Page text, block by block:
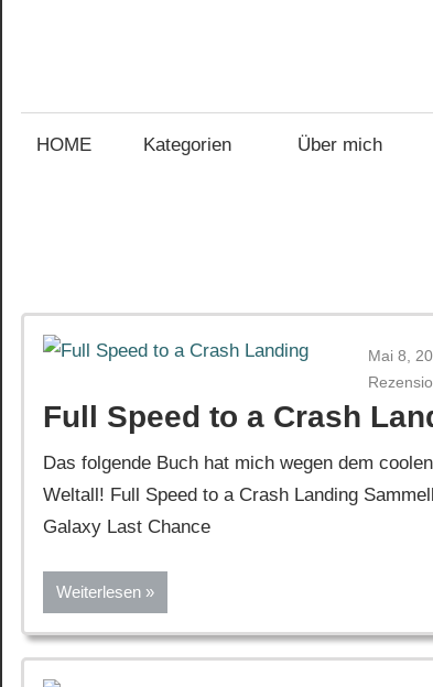
für
HOME Kategorien Über mich
Mai 8,
Full Speed to a Crash
Das folgende Buch hat mich wegen dem
Weltall! Full Speed to a Crash Landing
Galaxy Last Chance
Weiterlesen